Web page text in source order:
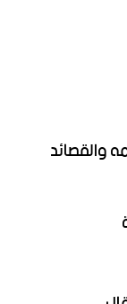
والقصائد